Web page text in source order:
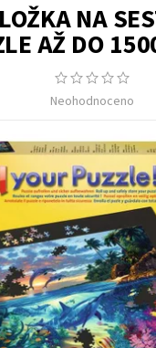
NA
AŽ DO
Neohodnoceno